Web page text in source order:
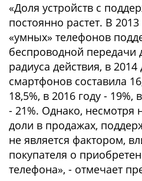
«Доля устройств с
постоянно растет. В
«умных» телефонов
беспроводной передачи
радиуса действия, в 2014
смартфонов составила
18,5%, в 2016 году - 19%,
- 21%. Однако, несмотря
доли в продажах,
не является фактором,
покупателя о
телефона», - отмечает